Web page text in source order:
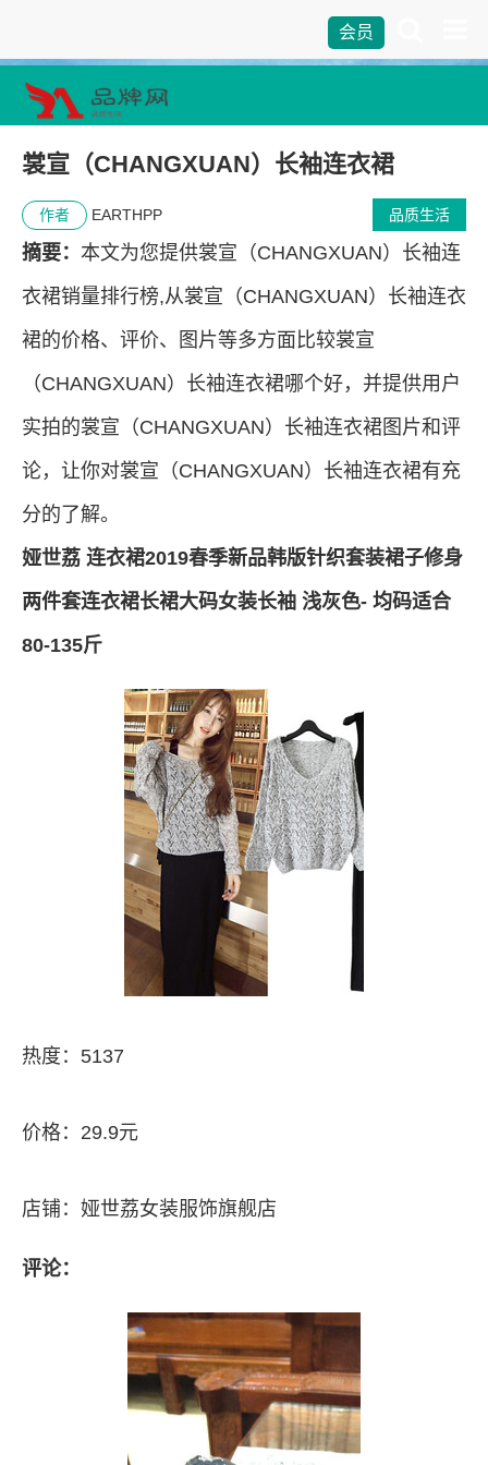
会员
裳宣（CHANGXUAN）长袖连衣裙
品质生活
作者 EARTHPP
摘要： 本文为您提供裳宣（CHANGXUAN）长袖连
衣裙销量排行榜,从裳宣（CHANGXUAN）长袖连衣
裙的价格、评价、图片等多方面比较裳宣
（CHANGXUAN）长袖连衣裙哪个好，并提供用户
实拍的裳宣（CHANGXUAN）长袖连衣裙图片和评
论，让你对裳宣（CHANGXUAN）长袖连衣裙有充
分的了解。
娅世荔 连衣裙2019春季新品韩版针织套装裙子修身
两件套连衣裙长裙大码女装长袖 浅灰色- 均码适合
80-135斤
热度：5137
价格：29.9元
店铺：娅世荔女装服饰旗舰店
评论：